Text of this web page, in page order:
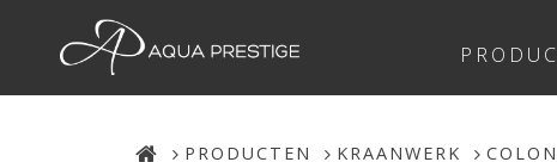
PRODUCTEN KRAANWERK